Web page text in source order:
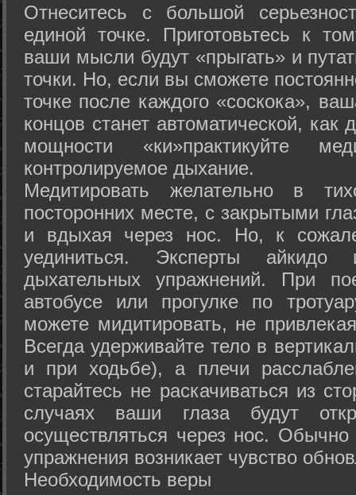
Отнеситесь с большой
единой точке. Приготовьтесь к
ваши мысли будут «прыгать» и
точки. Но, если вы сможете
точке после каждого «соскока»,
концов станет автоматической,
мощности «ки»практикуйте
контролируемое дыхание.
Медитировать желательно в
посторонних месте, с закрытыми
и вдыхая через нос. Но, к
уединиться. Эксперты айкидо
дыхательных упражнений. При
автобусе или прогулке по
можете мидитировать, не
Всегда удерживайте тело в
и при ходьбе), а плечи
старайтесь не раскачиваться из
случаях ваши глаза будут
осуществляться через нос. Обычно
упражнения возникает чувство
Необходимость веры